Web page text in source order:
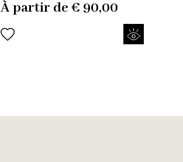
À partir de€ 90,00